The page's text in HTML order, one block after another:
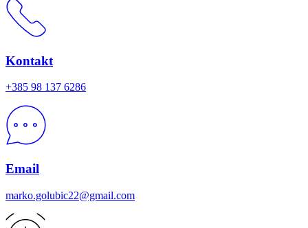
Kontakt
+385 98 137 6286
Email
marko.golubic22@gmail.com